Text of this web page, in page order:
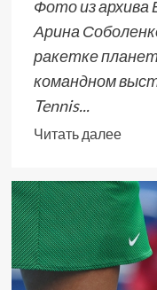
Фото из архива
Арина
ракетке
командном
Tennis...
Читать далее